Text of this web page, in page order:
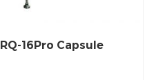
آلة عد الأقراص اللوحية RQ-16Pro Capsule